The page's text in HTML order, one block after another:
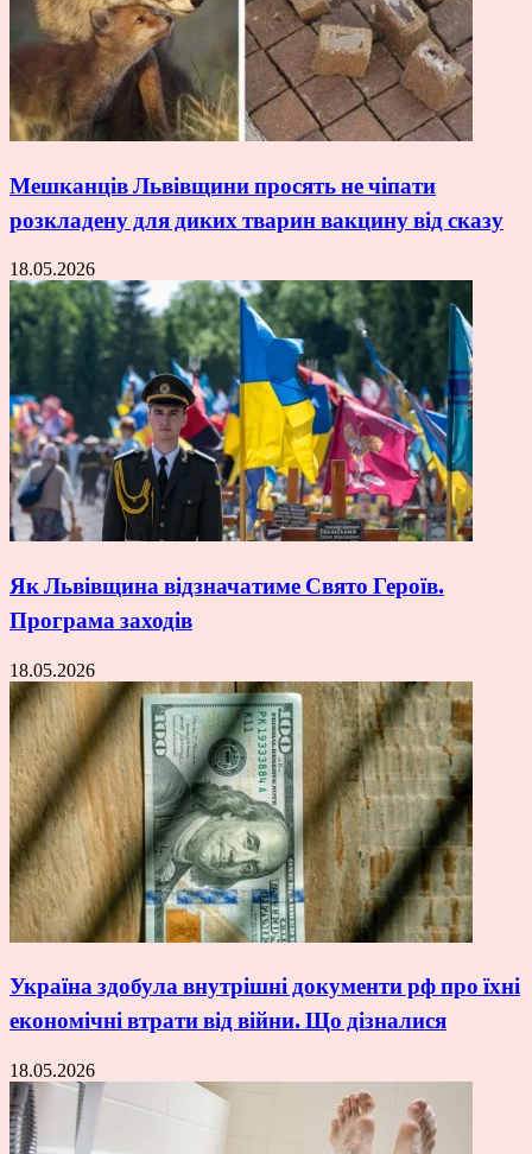
Мешканців Львівщини просять не чіпати
розкладену для диких тварин вакцину від сказу
18.05.2026
Як Львівщина відзначатиме Свято Героїв.
Програма заходів
18.05.2026
Україна здобула внутрішні документи рф про їхні
економічні втрати від війни. Що дізналися
18.05.2026